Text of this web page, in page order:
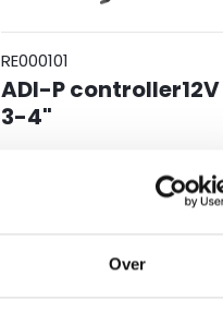
Over
RE000101
ADI-P
3-4"